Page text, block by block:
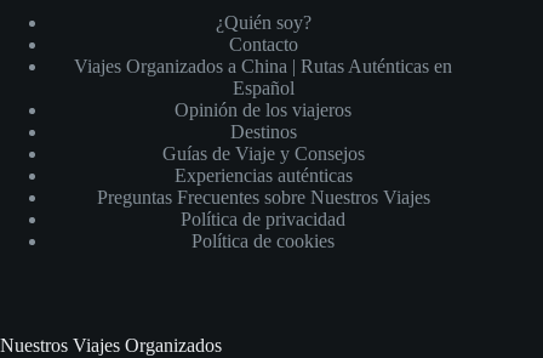
¿Quién soy?
Contacto
Viajes Organizados a China | Rutas Auténticas en
Español
Opinión de los viajeros
Destinos
Guías de Viaje y Consejos
Experiencias auténticas
Preguntas Frecuentes sobre Nuestros Viajes
Política de privacidad
Política de cookies
Nuestros Viajes Organizados